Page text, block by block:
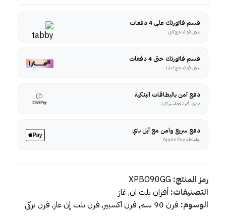
قسم فاتورتك على 4 دفعات
بدون فوائد مع تابي
قسم فاتورتك حتى 4 دفعات
بدون فوائد مع تمارا
دفع آمن بالبطاقات البنكية
مدى، فيزا، وماستركارد
دفع سريع وآمن مع أبل باي
بواسطة Apple Pay
رمز المنتج: XPBO90GG
التصنيفات: أفران بلت ان,غاز
الوسوم: فرن 90 سم , فرن اكسبير, فرن بلت إن غاز, فرن تركي